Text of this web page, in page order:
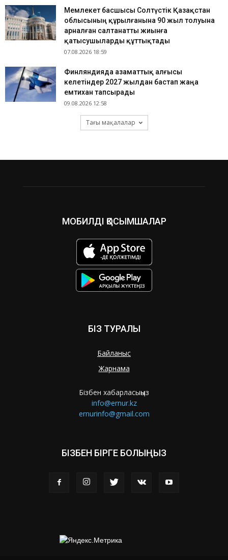
Мемлекет басшысы Солтүстік Қазақстан
облысының құрылғанына 90 жыл толуына
арналған салтанатты жиынға
қатысушыларды құттықтады
07.08.2026 18:59
Финляндияда азаматтық алғысы
келетіндер 2027 жылдан бастап жаңа
емтихан тапсырады
09.08.2026 12:58
Тағы мақалалар
МОБИЛДІ ҚОСЫМШАЛАР
БІЗ ТУРАЛЫ
Байланыс
Жарнама
Бізбен хабарласыңыз
info@ernur.kz
ernurinfo@gmail.com
БІЗБЕН БІРГЕ БОЛЫҢЫЗ